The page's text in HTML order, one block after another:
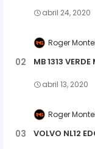
abril 24, 2020
Roger
MB 1313
abril 13, 2020
Roger
VOLVO NL12